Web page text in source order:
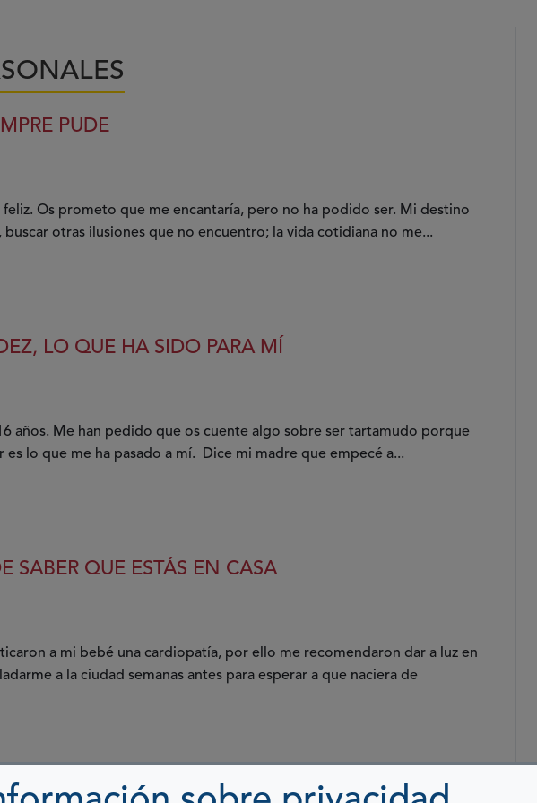
PUDE
Os prometo que me encantaría, pero no ha podido ser. Mi destino
otras ilusiones que no encuentro; la vida cotidiana no me...
LO QUE HA SIDO PARA MÍ
años. Me han pedido que os cuente algo sobre ser tartamudo porque
lo que me ha pasado a mí. Dice mi madre que empecé a...
SABER QUE ESTÁS EN CASA
a mi bebé una cardiopatía, por ello me recomendaron dar a luz en
a la ciudad semanas antes para esperar a que naciera de